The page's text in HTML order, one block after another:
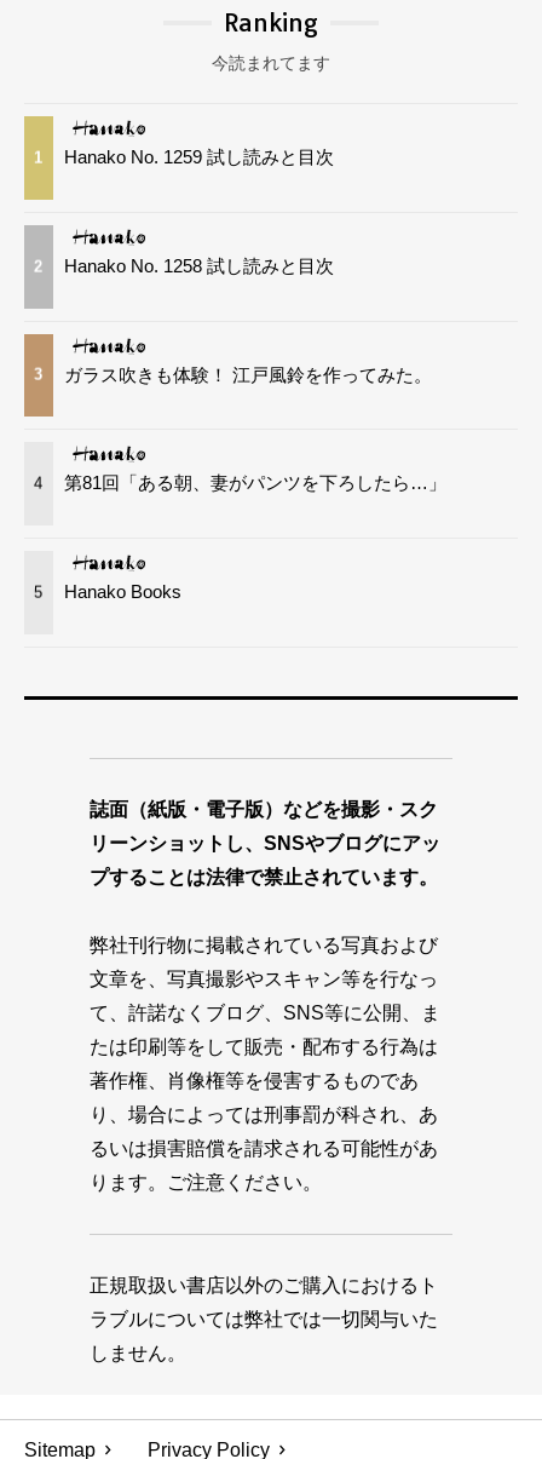
Ranking
今読まれてます
1 Hanako No. 1259 試し読みと目次
2 Hanako No. 1258 試し読みと目次
3 ガラス吹きも体験！ 江戸風鈴を作ってみた。
4 第81回「ある朝、妻がパンツを下ろしたら…」
5 Hanako Books
誌面（紙版・電子版）などを撮影・スク
リーンショットし、SNSやブログにアッ
プすることは法律で禁止されています。
弊社刊行物に掲載されている写真および
文章を、写真撮影やスキャン等を行なっ
て、許諾なくブログ、SNS等に公開、ま
たは印刷等をして販売・配布する行為は
著作権、肖像権等を侵害するものであ
り、場合によっては刑事罰が科され、あ
るいは損害賠償を請求される可能性があ
ります。ご注意ください。
正規取扱い書店以外のご購入におけるト
ラブルについては弊社では一切関与いた
しません。
Sitemap Privacy Policy